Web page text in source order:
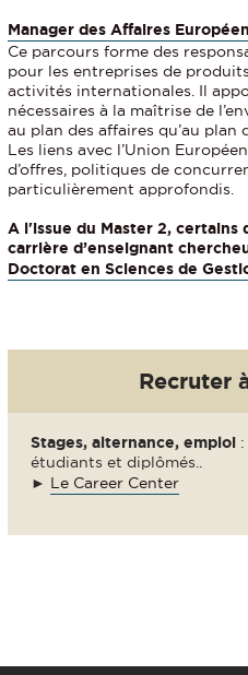
Manager des Affaires
Ce parcours forme des
pour les entreprises de
activités internationales. Il
nécessaires à la maîtrise de
au plan des affaires qu’au
Les liens avec l’Union
d’offres, politiques de
particulièrement approfondis.
A l'issue du Master 2, certains
carrière d’enseignant
Doctorat en Sciences de
Recruter
Stages, alternance, emploi
étudiants et diplômés..
► Le Career Center